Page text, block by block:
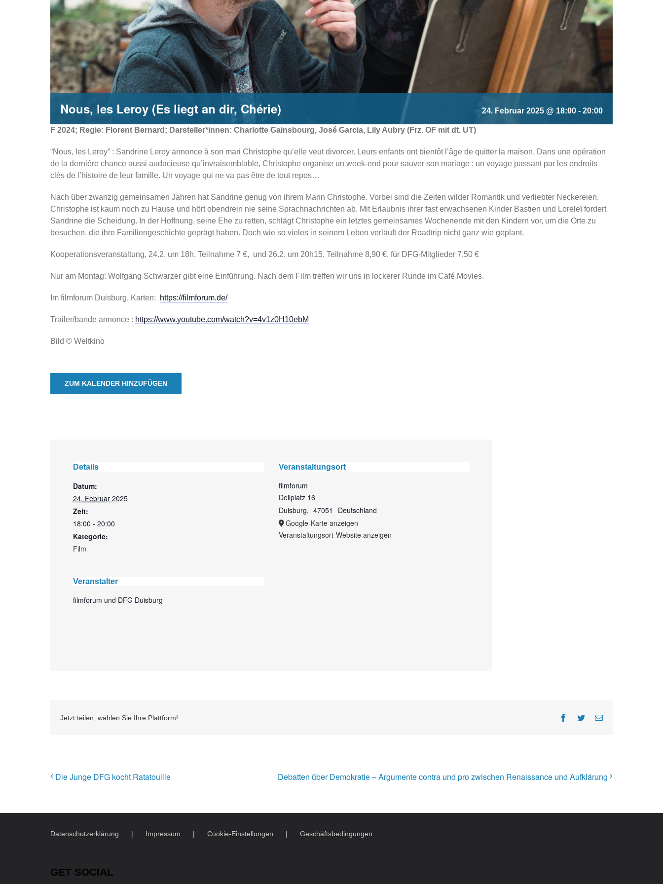
Nous, les Leroy (Es liegt an dir, Chérie) 24. Februar 2025 @ 18:00 - 20:00
F 2024; Regie: Florent Bernard; Darsteller*innen: Charlotte Gainsbourg, José Garcia, Lily Aubry (Frz. OF mit dt. UT)
“Nous, les Leroy” : Sandrine Leroy annonce à son mari Christophe qu’elle veut divorcer. Leurs enfants ont bientôt l’âge de quitter la maison. Dans une opération
de la dernière chance aussi audacieuse qu’invraisemblable, Christophe organise un week-end pour sauver son mariage : un voyage passant par les endroits
clés de l’histoire de leur famille. Un voyage qui ne va pas être de tout repos…
Nach über zwanzig gemeinsamen Jahren hat Sandrine genug von ihrem Mann Christophe. Vorbei sind die Zeiten wilder Romantik und verliebter Neckereien.
Christophe ist kaum noch zu Hause und hört obendrein nie seine Sprachnachrichten ab. Mit Erlaubnis ihrer fast erwachsenen Kinder Bastien und Loreleï fordert
Sandrine die Scheidung. In der Hoffnung, seine Ehe zu retten, schlägt Christophe ein letztes gemeinsames Wochenende mit den Kindern vor, um die Orte zu
besuchen, die ihre Familiengeschichte geprägt haben. Doch wie so vieles in seinem Leben verläuft der Roadtrip nicht ganz wie geplant.
Kooperationsveranstaltung, 24.2. um 18h, Teilnahme 7 €, und 26.2. um 20h15, Teilnahme 8,90 €, für DFG-Mitglieder 7,50 €
Nur am Montag: Wolfgang Schwarzer gibt eine Einführung. Nach dem Film treffen wir uns in lockerer Runde im Café Movies.
Im filmforum Duisburg, Karten: https://filmforum.de/
Trailer/bande annonce : https://www.youtube.com/watch?v=4v1z0H10ebM
Bild © Weltkino
ZUM KALENDER HINZUFÜGEN
Details
Datum:
24. Februar 2025
Zeit:
18:00 - 20:00
Kategorie:
Film
Veranstalter
filmforum und DFG Duisburg
Veranstaltungsort
filmforum
Dellplatz 16
Duisburg, 47051
Deutschland
Google-Karte anzeigen
Veranstaltungsort-Website anzeigen
Jetzt teilen, wählen Sie Ihre Plattform! Facebook
TwitterE-
Die Junge DFG kocht Ratatouille Debatten über Demokratie – Argumente contra und pro zwischen Renaissance und Aufklärung
Datenschutzerklärung Impressum Cookie-Einstellungen Geschäftsbedingungen
GET SOCIAL